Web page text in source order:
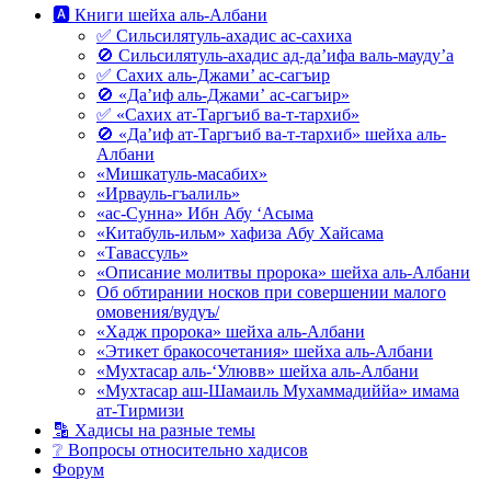
🅰 Книги шейха аль-Албани
✅ Сильсилятуль-ахадис ас-сахиха
🚫 Сильсилятуль-ахадис ад-да’ифа валь-мауду’а
✅ Сахих аль-Джами’ ас-сагъир
🚫 «Да’иф аль-Джами’ ас-сагъир»
✅ «Сахих ат-Таргъиб ва-т-тархиб»
🚫 «Да’иф ат-Таргъиб ва-т-тархиб» шейха аль-
Албани
«Мишкатуль-масабих»
«Ирвауль-гъалиль»
«ас-Сунна» Ибн Абу ‘Асыма
«Китабуль-ильм» хафиза Абу Хайсама
«Тавассуль»
«Описание молитвы пророка» шейха аль-Албани
Об обтирании носков при совершении малого
омовения/вудуъ/
«Хадж пророка» шейха аль-Албани
«Этикет бракосочетания» шейха аль-Албани
«Мухтасар аль-‘Улювв» шейха аль-Албани
«Мухтасар аш-Шамаиль Мухаммадиййа» имама
ат-Тирмизи
🔡 Хадисы на разные темы
❔ Вопросы относительно хадисов
Форум